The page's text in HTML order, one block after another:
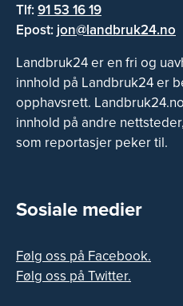
Tlf:91 53 16 19
Epost: jon@landbruk24.no
Landbruk24 er en fri og
innhold på Landbruk24 er
opphavsrett.
innhold på andre
som reportasjer peker til.
Sosiale medier
Følg oss på Facebook.
Følg oss på Twitter.